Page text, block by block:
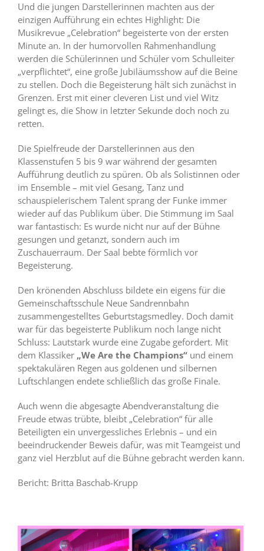
Und die jungen Darstellerinnen machten aus der
einzigen Aufführung ein echtes Highlight: Die
Musikrevue „Celebration“ begeisterte von der ersten
Minute an. In der humorvollen Rahmenhandlung
werden die Schülerinnen und Schüler vom Schulleiter
„verpflichtet“, eine große Jubiläumsshow auf die Beine
zu stellen. Doch die Begeisterung hält sich zunächst in
Grenzen. Erst mit einer cleveren List und viel Witz
gelingt es, die Show in letzter Sekunde doch noch zu
retten.
Die Spielfreude der Darstellerinnen aus den
Klassenstufen 5 bis 9 war während der gesamten
Aufführung deutlich zu spüren. Ob als Solistinnen oder
im Ensemble – mit viel Gesang, Tanz und
schauspielerischem Talent sprang der Funke immer
wieder auf das Publikum über. Die Stimmung im Saal
war fantastisch: Es wurde nicht nur auf der Bühne
gesungen und getanzt, sondern auch im
Zuschauerraum. Der Saal bebte förmlich vor
Begeisterung.
Den krönenden Abschluss bildete ein eigens für die
Gemeinschaftsschule Neue Sandrennbahn
zusammengestelltes Geburtstagsmedley. Doch damit
war für das begeisterte Publikum noch lange nicht
Schluss: Lautstark wurde eine Zugabe gefordert. Mit
dem Klassiker „We Are the Champions“ und einem
spektakulären Regen aus goldenen und silbernen
Luftschlangen endete schließlich das große Finale.
Auch wenn die abgesagte Abendveranstaltung die
Freude etwas trübte, bleibt „Celebration“ für alle
Beteiligten ein unvergessliches Erlebnis – und ein
beeindruckender Beweis dafür, was mit Teamgeist und
ganz viel Herzblut auf die Bühne gebracht werden kann.
Bericht: Britta Baschab-Krupp